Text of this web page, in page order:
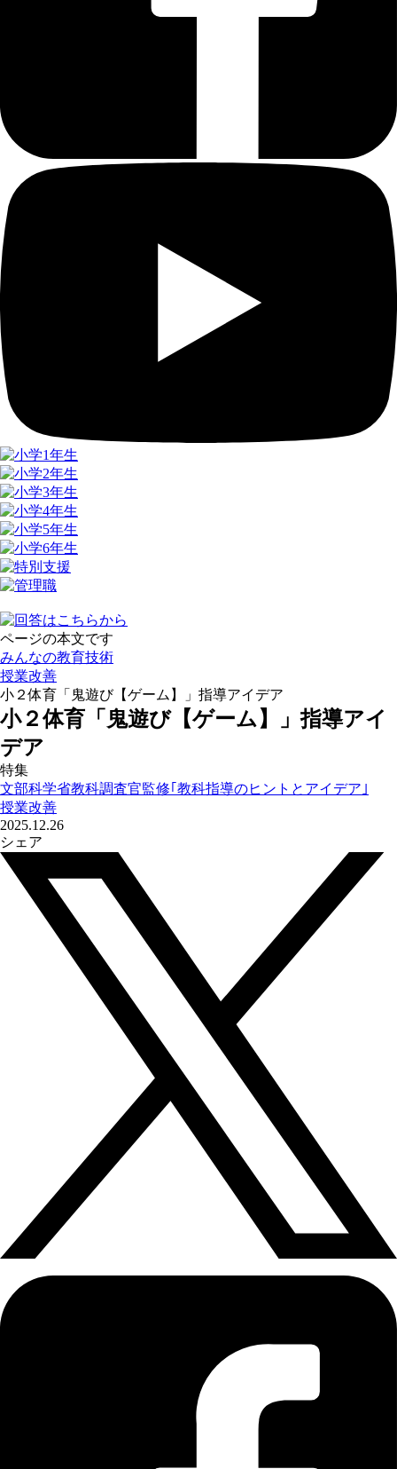
ページの本文です
みんなの教育技術
授業改善
小２体育「鬼遊び【ゲーム】」指導アイデア
小２体育「鬼遊び【ゲーム】」指導アイ
デア
特集
文部科学省教科調査官監修｢教科指導のヒントとアイデア｣
授業改善
2025.12.26
シェア